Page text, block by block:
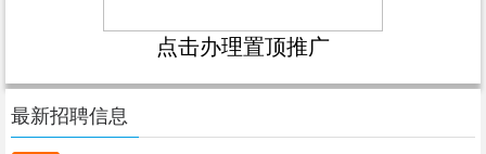
点击办理置顶推广
最新招聘信息